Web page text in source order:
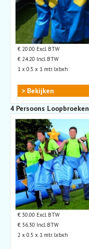
€ 20.00 Excl. BTW
€ 24.20 Incl. BTW
1 x 0.5 x 1 mtr. lxbxh
> Bekijken
4 Persoons Loopbroeken
€ 30.00 Excl. BTW
€ 36.30 Incl. BTW
2 x 0.5 x 1 mtr. lxbxh